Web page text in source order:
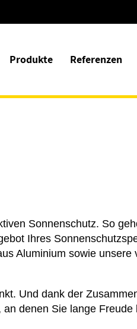
Produkte Referenzen
Sonnenschutz. So
Ihres
Aluminium sowie unsere
Und dank der
denen Sie lange